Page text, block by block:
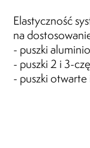
Elastyczność
na
- puszki
- puszki 2 i 3-
- puszki otwarte